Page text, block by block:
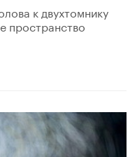
к двухтомнику
пространство